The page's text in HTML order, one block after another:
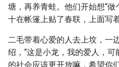
塘，再养青蛙。他们开始想“
十在帐篷上贴了春联，上面写
二毛带着心爱的人去上坟，一
绍，“这是小龙，我的爱人，
的社会应该更开放嘛，希望你